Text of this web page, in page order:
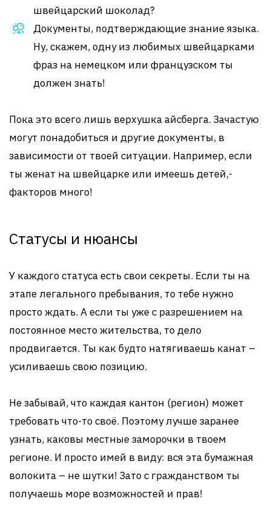
швейцарский шоколад?
Документы, подтверждающие знание языка.
Ну, скажем, одну из любимых швейцарками
фраз на немецком или французском ты
должен знать!
Пока это всего лишь верхушка айсберга. Зачастую
могут понадобиться и другие документы, в
зависимости от твоей ситуации. Например, если
ты женат на швейцарке или имеешь детей,-
факторов много!
Статусы и нюансы
У каждого статуса есть свои секреты. Если ты на
этапе легального пребывания, то тебе нужно
просто ждать. А если ты уже с разрешением на
постоянное место жительства, то дело
продвигается. Ты как будто натягиваешь канат –
усиливаешь свою позицию.
Не забывай, что каждая кантон (регион) может
требовать что-то своё. Поэтому лучше заранее
узнать, каковы местные заморочки в твоем
регионе. И просто имей в виду: вся эта бумажная
волокита – не шутки! Зато с гражданством ты
получаешь море возможностей и прав!